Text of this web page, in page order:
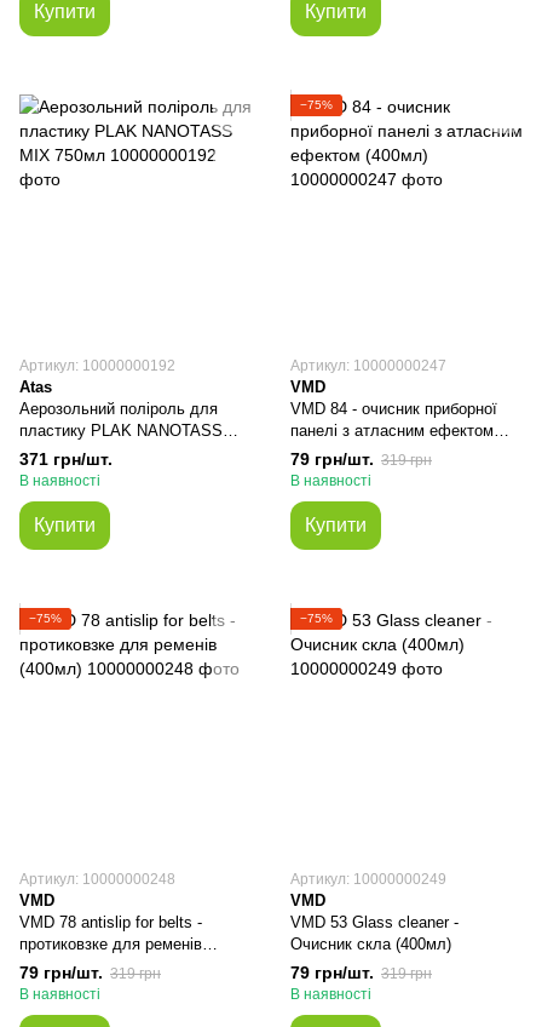
Купити Купити
Артикул: 10000000192
Atas
Аерозольний поліроль для
пластику PLAK NANOTASS
MIX 750мл
371 грн/шт.
В наявності
Купити
−75%
Артикул: 10000000247
VMD
VMD 84 - очисник приборної
панелі з атласним ефектом
(400мл)
79 грн/шт. 319 грн
В наявності
Купити
−75%
Артикул: 10000000248
VMD
VMD 78 antislip for belts -
протиковзке для ременів
(400мл)
79 грн/шт. 319 грн
В наявності
−75%
Артикул: 10000000249
VMD
VMD 53 Glass cleaner -
Очисник скла (400мл)
79 грн/шт. 319 грн
В наявності